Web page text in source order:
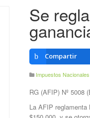
Se
Compartir
Impuestos Nacionales
RG (AFIP) Nº 5008
La AFIP